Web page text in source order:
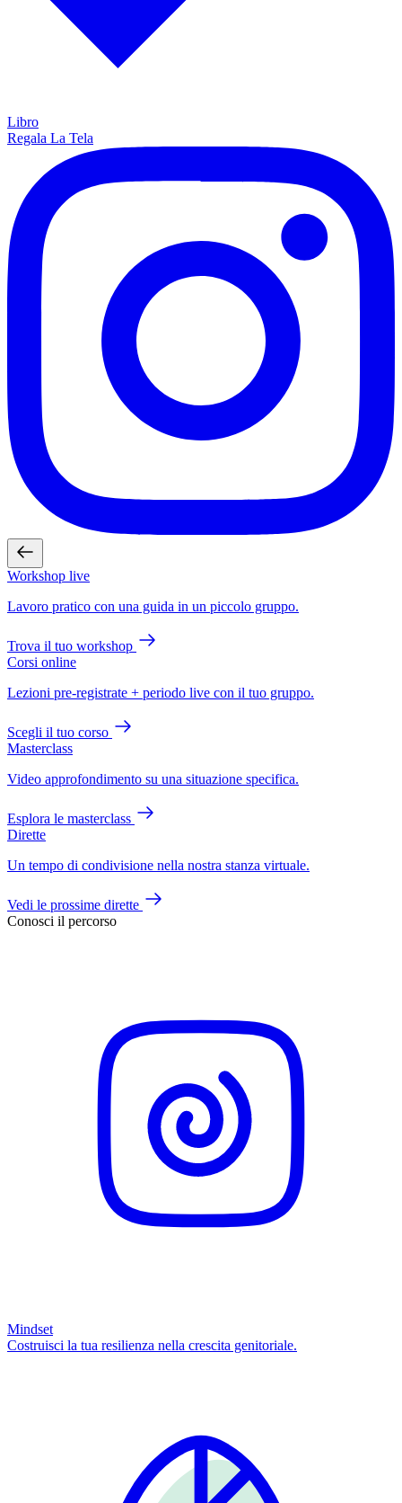
Libro
Regala La Tela
Workshop live
Lavoro pratico con una guida in un piccolo gruppo.
Trova il tuo workshop
Corsi online
Lezioni pre-registrate + periodo live con il tuo gruppo.
Scegli il tuo corso
Masterclass
Video approfondimento su una situazione specifica.
Esplora le masterclass
Dirette
Un tempo di condivisione nella nostra stanza virtuale.
Vedi le prossime dirette
Conosci il percorso
Mindset
Costruisci la tua resilienza nella crescita genitoriale.